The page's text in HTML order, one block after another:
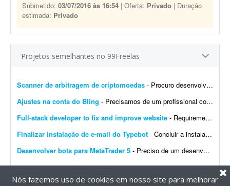
Submetido: 03/07/2016 às 16:54 | Oferta: Privado | Duração
estimada: Privado
Projetos semelhantes no 99Freelas
Scanner de arbitragem de criptomoedas - Procuro desenvolvedor full stack para criar uma plataforma profissional e scanner de arbitragem de criptomoedas, semelhante às principais soluções internacionais do mercado, po...
Ajustes na conta do Bling - Precisamos de um profissional com experiência em e-commerce e em configurações no Bling. Atualmente temos a conta de um cliente integrada com loja própria, Mercado Livre,...
Full-stack developer to fix and improve website - Requirements: - Basic to intermediate full-stack development skills - Experience with front-end and back-end web development - Ability to troubleshoot bugs and make small improvements - Good commu...
Finalizar instalação de e-mail do Typebot - Concluir a instalação de e-mail do Typebot. Configurar SMTP, validar o envio de mensagens e integrar a funcionalidade com a instância atual. Entregar documentação ...
Desenvolver bots para MetaTrader 5 - Preciso de um desenvolvedor para criar um bot para operar day trade na B3. O robô deve ser desenvolvido para MetaTrader 5. Por favor, apresente exemplos de bots já desenvolvidos, bem ...
Nós fazemos uso de cookies em nosso site para melhorar